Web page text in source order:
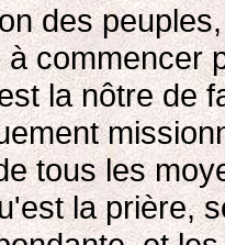
des
commencer
la nôtre de
tous les
la prière,